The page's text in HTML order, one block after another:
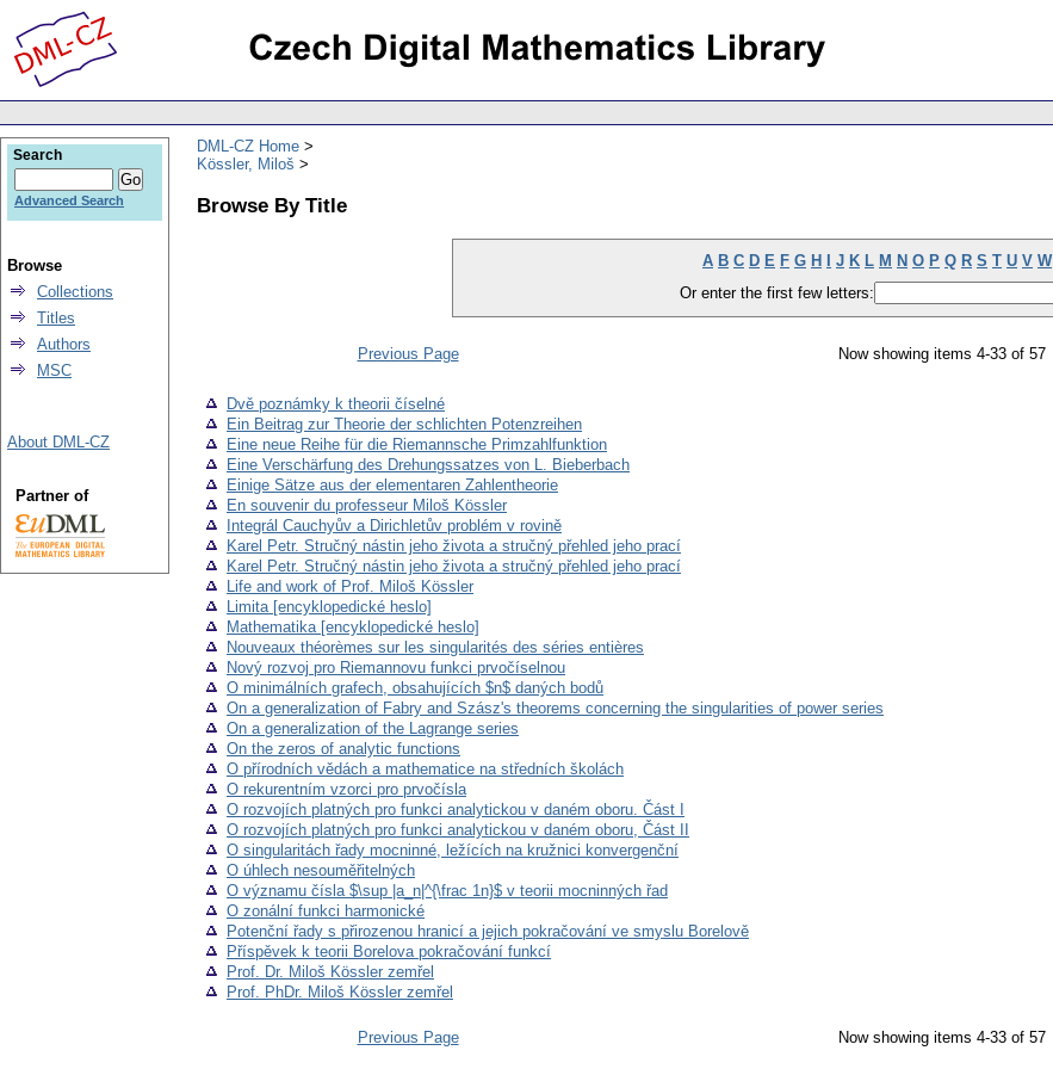
DML-CZ Home
Kössler, Miloš
Browse By Title
A B C D E F G H J K L M N O P Q R S T U V W
Or enter the first few letters:
Previous Page Now showing items 4-33 of 57
Dvě poznámky k theorii číselné
Ein Beitrag zur Theorie der schlichten Potenzreihen
Eine neue Reihe für die Riemannsche Primzahlfunktion
Eine Verschärfung des Drehungssatzes von L. Bieberbach
Einige Sätze aus der elementaren Zahlentheorie
En souvenir du professeur Miloš Kössler
Integrál Cauchyův a Dirichletův problém v rovině
Karel Petr. Stručný nástin jeho života a stručný přehled jeho prací
Karel Petr. Stručný nástin jeho života a stručný přehled jeho prací
Life and work of Prof. Miloš Kössler
Limita [encyklopedické heslo]
Mathematika [encyklopedické heslo]
Nouveaux théorèmes sur les singularités des séries entières
Nový rozvoj pro Riemannovu funkci prvočíselnou
O minimálních grafech, obsahujících $n$ daných bodů
On a generalization of Fabry and Szász's theorems concerning the singularities of power series
On a generalization of the Lagrange series
On the zeros of analytic functions
O přírodních vědách a mathematice na středních školách
O rekurentním vzorci pro prvočísla
O rozvojích platných pro funkci analytickou v daném oboru. Část I
O rozvojích platných pro funkci analytickou v daném oboru, Část II
O singularitách řady mocninné, ležících na kružnici konvergenční
O úhlech nesouměřitelných
O významu čísla $\sup |a_n|^{\frac 1n}$ v teorii mocninných řad
O zonální funkci harmonické
Potenční řady s přirozenou hranicí a jejich pokračování ve smyslu Borelově
Příspěvek k teorii Borelova pokračování funkcí
Prof. Dr. Miloš Kössler zemřel
Prof. PhDr. Miloš Kössler zemřel
Previous Page Now showing items 4-33 of 57
Search
Advanced Search
Browse
Collections
Titles
Authors
MSC
About DML-CZ
Partner of